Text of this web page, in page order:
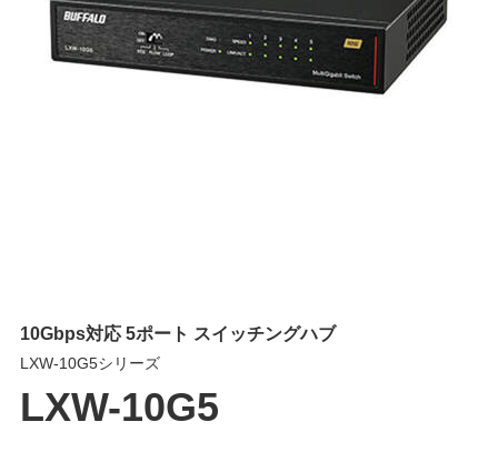
10Gbps対応 5ポート スイッチングハブ
LXW-10G5シリーズ
LXW-10G5